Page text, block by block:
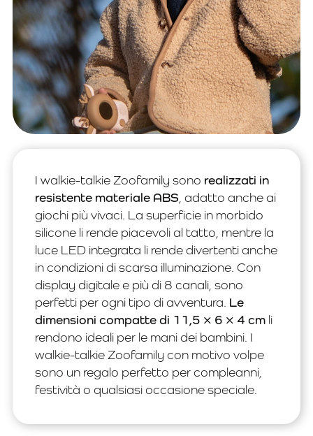
I walkie-talkie Zoofamily sono realizzati in
resistente materiale ABS , adatto anche ai
giochi più vivaci. La superficie in morbido
silicone li rende piacevoli al tatto, mentre la
luce LED integrata li rende divertenti anche
in condizioni di scarsa illuminazione. Con
display digitale e più di 8 canali, sono
perfetti per ogni tipo di avventura. Le
dimensioni compatte di 11,5 × 6 × 4 cm li
rendono ideali per le mani dei bambini. I
walkie-talkie Zoofamily con motivo volpe
sono un regalo perfetto per compleanni,
festività o qualsiasi occasione speciale.